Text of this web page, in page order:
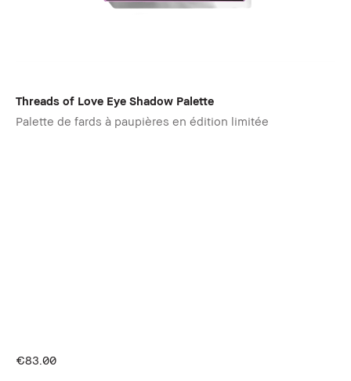
Threads of Love Eye Shadow Palette
Palette de fards à paupières en édition limitée
€83.00